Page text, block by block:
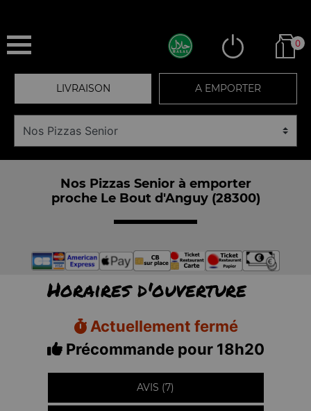
0
LIVRAISON A EMPORTER
Nos Pizzas Senior à emporter
proche Le Bout d'Anguy (28300)
Horaires d'ouverture
Actuellement fermé
Précommande pour 18h20
AVIS (7)